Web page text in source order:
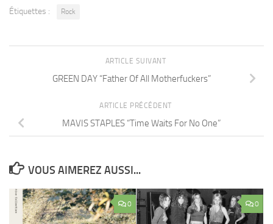
Étiquettes : Rock
ARTICLE SUIVANT
GREEN DAY “Father Of All Motherfuckers”
ARTICLE PRÉCÉDENT
MAVIS STAPLES “Time Waits For No One”
VOUS AIMEREZ AUSSI...
0 0